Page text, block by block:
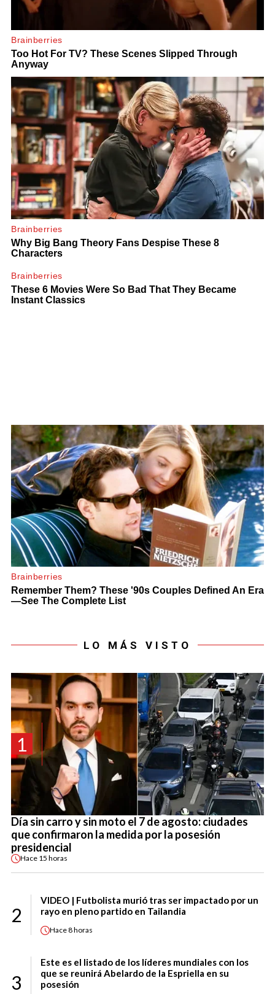
LO MÁS VISTO
1
Día sin carro y sin moto el 7 de agosto: ciudades
que confirmaron la medida por la posesión
presidencial
Hace 15 horas
2
VIDEO | Futbolista murió tras ser impactado por un
rayo en pleno partido en Tailandia
Hace8 horas
3
Este es el listado de los líderes mundiales con los
que se reunirá Abelardo de la Espriella en su
posesión